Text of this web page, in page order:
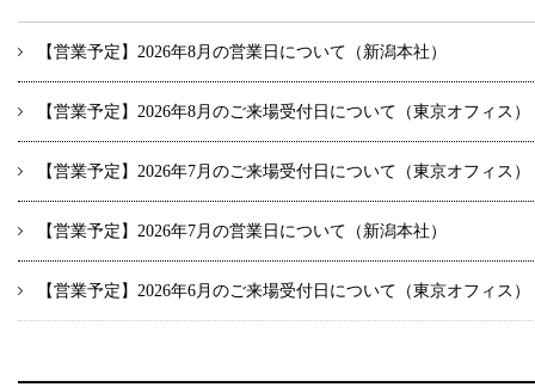
【営業予定】2026年8月の営業日について（新潟本社）
【営業予定】2026年8月のご来場受付日について（東京オフィス）
【営業予定】2026年7月のご来場受付日について（東京オフィス）
【営業予定】2026年7月の営業日について（新潟本社）
【営業予定】2026年6月のご来場受付日について（東京オフィス）